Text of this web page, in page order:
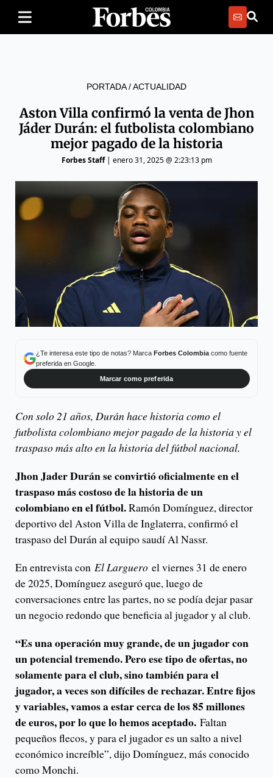
PORTADA/ACTUALIDAD
Aston Villa confirmó la venta de Jhon
Jáder Durán: el futbolista colombiano
mejor pagado de la historia
Forbes Staff| enero 31, 2025 @ 2:23:13 pm
¿Te interesa este tipo de notas? Marca Forbes Colombiacomo fuente
preferida en Google.
Marcar como preferida
Con solo 21 años, Durán hace historia como el
futbolista colombiano mejor pagado de la historia y el
traspaso más alto en la historia del fútbol nacional.
Jhon Jader Durán se convirtió oficialmente en el
traspaso más costoso de la historia de un
colombiano en el fútbol.Ramón Domínguez, director
deportivo del Aston Villa de Inglaterra, confirmó el
traspaso del Durán al equipo saudí Al Nassr.
En entrevista con El Larguero el viernes 31 de enero
de 2025, Domínguez aseguró que, luego de
conversaciones entre las partes, no se podía dejar pasar
un negocio redondo que beneficia al jugador y al club.
“Es una operación muy grande, de un jugador con
un potencial tremendo. Pero ese tipo de ofertas, no
solamente para el club, sino también para el
jugador, a veces son difíciles de rechazar. Entre fijos
y variables, vamos a estar cerca de los 85 millones
de euros, por lo que lo hemos aceptado. Faltan
pequeños flecos, y para el jugador es un salto a nivel
económico increíble”, dijo Domínguez, más conocido
como Monchi.